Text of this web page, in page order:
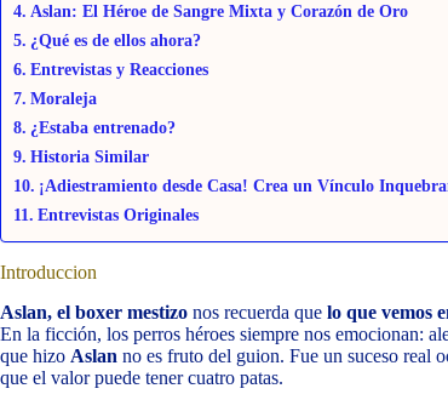
Aslan: El Héroe de Sangre Mixta y Corazón de Oro
¿Qué es de ellos ahora?
Entrevistas y Reacciones
Moraleja
¿Estaba entrenado?
Historia Similar
¡Adiestramiento desde Casa! Crea un Vínculo
Entrevistas Originales
Introduccion
Aslan, el boxer mestizo nos recuerda que lo que vemos
En la ficción, los perros héroes siempre nos emocionan:
que hizo Aslan no es fruto del guion. Fue un suceso real
que el valor puede tener cuatro patas.